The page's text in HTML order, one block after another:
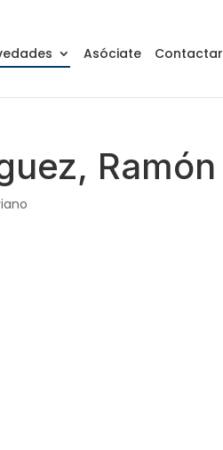
Asóciate Contactar
Ramón